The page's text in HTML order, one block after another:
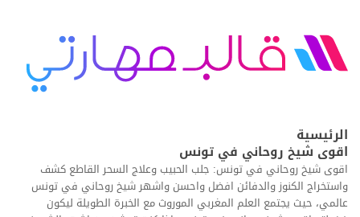
الرئيسية
اقوى شيخ روحاني في تونس
اقوى شيخ روحاني في تونس: جلب الحبيب وعلاج السحر القاطع كشف
واستخراج الكنوز والدفائن افضل واحسن واشهر شيخ روحاني في تونس
عالمي، حيث يجتمع العلم المغربي الموروث مع الخبرة الطويلة ليكون